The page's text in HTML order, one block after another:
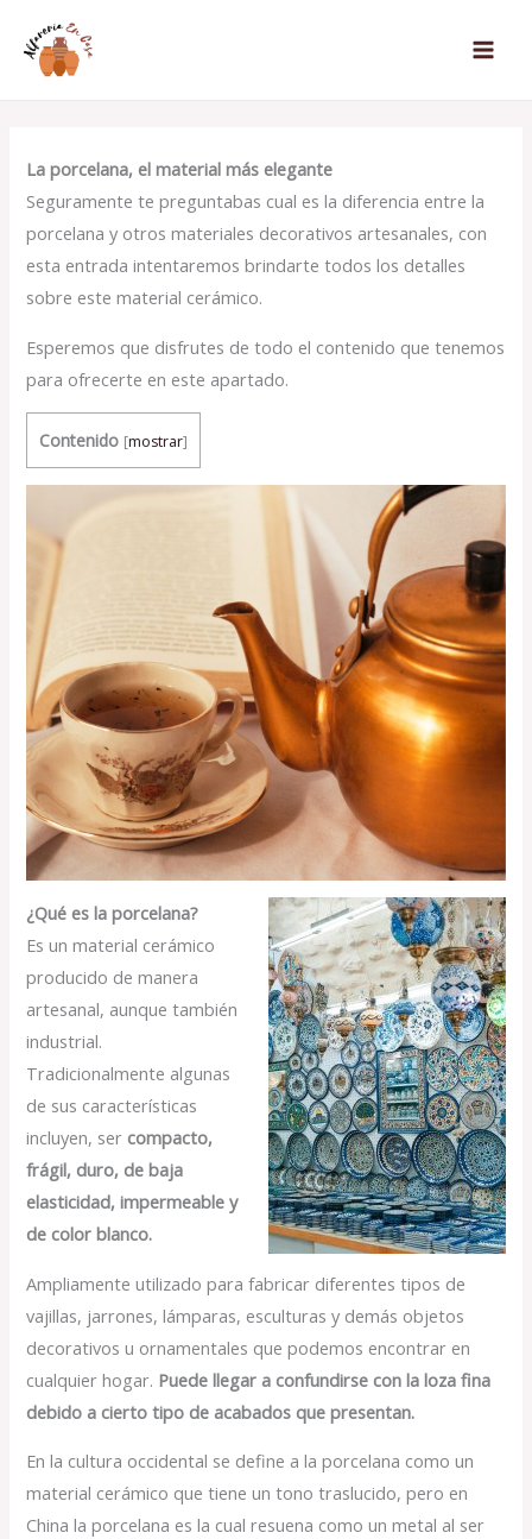
contenido
La porcelana, el material más elegante
Seguramente te preguntabas cual es la diferencia entre la
porcelana y otros materiales decorativos artesanales, con
esta entrada intentaremos brindarte todos los detalles
sobre este material cerámico.
Esperemos que disfrutes de todo el contenido que tenemos
para ofrecerte en este apartado.
Contenido [mostrar]
¿Qué es la porcelana?
Es un material cerámico
producido de manera
artesanal, aunque también
industrial.
Tradicionalmente algunas
de sus características
incluyen, ser compacto,
frágil, duro, de baja
elasticidad, impermeable y
de color blanco.
Ampliamente utilizado para fabricar diferentes tipos de
vajillas, jarrones, lámparas, esculturas y demás objetos
decorativos u ornamentales que podemos encontrar en
cualquier hogar. Puede llegar a confundirse con la loza fina
debido a cierto tipo de acabados que presentan.
En la cultura occidental se define a la porcelana como un
material cerámico que tiene un tono traslucido, pero en
China la porcelana es la cual resuena como un metal al ser